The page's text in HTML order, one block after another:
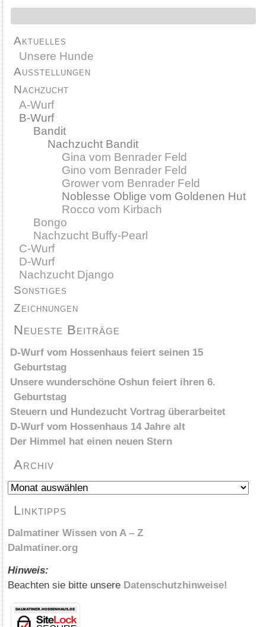
Aktuelles
Unsere Hunde
Ausstellungen
Nachzucht
A-Wurf
B-Wurf
Bandit
Nachzucht Bandit
Gina vom Benrader Feld
Gino vom Benrader Feld
Grower vom Benrader Feld
Noblesse Oblige vom Goldenen Hut
Rocco vom Kirbach
Bongo
Nachzucht Buffy-Pearl
C-Wurf
D-Wurf
Nachzucht Django
Sonstiges
Zeichnungen
Neueste Beiträge
D-Wurf vom Hossenhaus feiert seinen 15
Geburtstag
Unsere wunderschöne Oshun feiert ihren 6.
Geburtstag
Steuern und Hundezucht Vortrag überarbeitet
D-Wurf vom Hossenhaus 14 Jahre alt
Der Himmel hat einen neuen Stern
Archiv
Archiv
Linktipps
Dalmatiner Wissen von A – Z
Dalmatiner.org
Hinweis:
Beachten sie bitte unsere Datenschutzhinweise!